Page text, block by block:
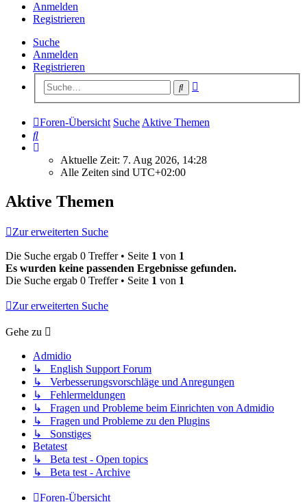
Anmelden
Registrieren
Suche
Anmelden
Registrieren
Suche
Foren-Übersicht Suche Aktive Themen
Suche
Aktuelle Zeit: 7. Aug 2026, 14:28
Alle Zeiten sind UTC+02:00
Aktive Themen
Zur erweiterten Suche
Die Suche ergab 0 Treffer • Seite 1 von 1
Es wurden keine passenden Ergebnisse gefunden.
Die Suche ergab 0 Treffer • Seite 1 von 1
Zur erweiterten Suche
Gehe zu
Admidio
↳ English Support Forum
↳ Verbesserungsvorschläge und Anregungen
↳ Fehlermeldungen
↳ Fragen und Probleme beim Einrichten von Admidio
↳ Fragen und Probleme zu den Plugins
↳ Sonstiges
Betatest
↳ Beta test - Open topics
↳ Beta test - Archive
Foren-Übersicht